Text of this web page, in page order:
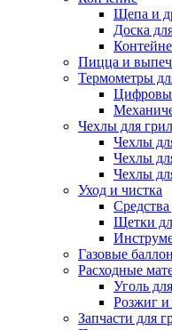
Щепа и
Доска
Пицца и
Термометры
Чехлы для
Чехлы
Чехлы
Чехлы
Уход и чистка
Щетки
Газовые
Расходные
Уголь
Розжиг и
Запчасти для